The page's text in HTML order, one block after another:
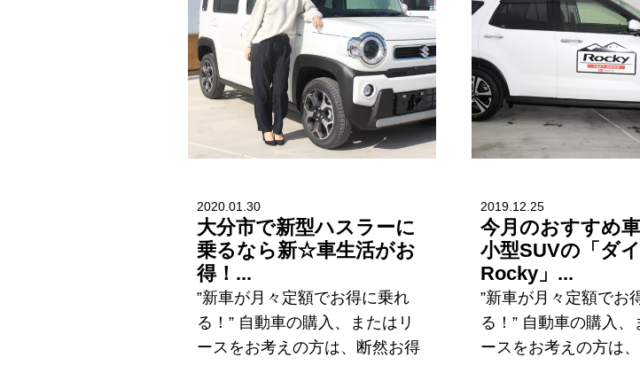
2020.01.30
大分市で新型ハスラーに
乗るなら新☆車生活がお
得！...
”新車が月々定額でお得に乗れ
る！” 自動車の購入、またはリ
ースをお考えの方は、断然お得
2019.12.25
今月のおすすめ車
小型SUVの「ダ
Rocky」...
”新車が月々定額でお
る！” 自動車の購入、
ースをお考えの方は